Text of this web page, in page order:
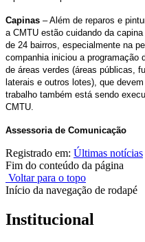
Capinas – Além de reparos e
a CMTU estão cuidando da
de 24 bairros, especialmente na
companhia iniciou a programação
de áreas verdes (áreas públicas,
laterais e outros lotes), que
trabalho também está sendo
CMTU.
Assessoria de Comunicação
Registrado em: Últimas notícias
Fim do conteúdo da página
Voltar para o topo
Início da navegação de rodapé
Institucional